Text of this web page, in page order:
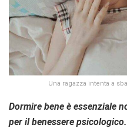
Una ragazza intenta a
Dormire bene è essenziale
per il benessere